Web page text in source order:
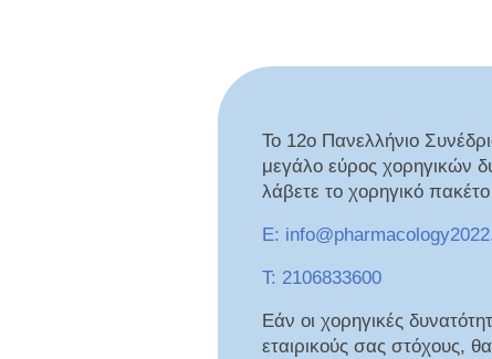
Το 12ο Πανελλήνιο
μεγάλο εύρος χορηγικών
λάβετε το χορηγικό
E:
T: 2106833600
Εάν οι χορηγικές
εταιρικούς σας στόχους,